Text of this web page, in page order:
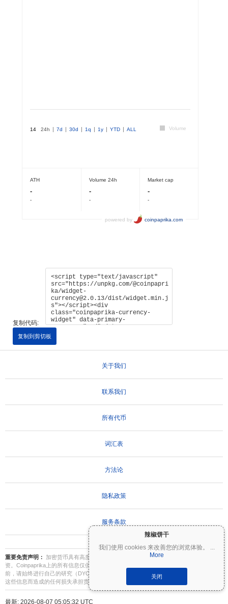
辣椒饼干
我们使用 cookies 来改善您的浏览体验。
...
More
关闭
复制代码:
复制到剪切板
关于我们
联系我们
所有代币
词汇表
方法论
隐私政策
服务条款
重要免责声明：
加密货币具有高度波动性，存在重大风险。您可能会损失部分或全部投
资。Coinpaprika上的所有信息仅供参考，不构成财务或投资建议。在做出投资决策之
前，请始终进行自己的研究（DYOR）并咨询合格的财务顾问。Coinpaprika不对因使用
这些信息而造成的任何损失承担责任。
最新: 2026-08-07 05:05:32 UTC